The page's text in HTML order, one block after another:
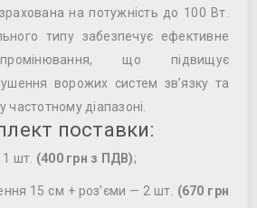
на потужність до 100 Вт.
типу забезпечує ефективне
що підвищує
ворожих систем зв’язку та
частотному діапазоні.
поставки:
шт. (400 грн з ПДВ);
15 см + роз’єми — 2 шт. (670 грн